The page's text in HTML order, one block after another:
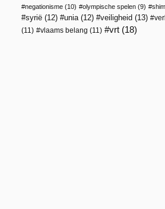
negationisme (10) olympische spelen (9)
syrië (12) unia(12) veiligheid (13)
(11)
vlaams belang (11) vrt (18)